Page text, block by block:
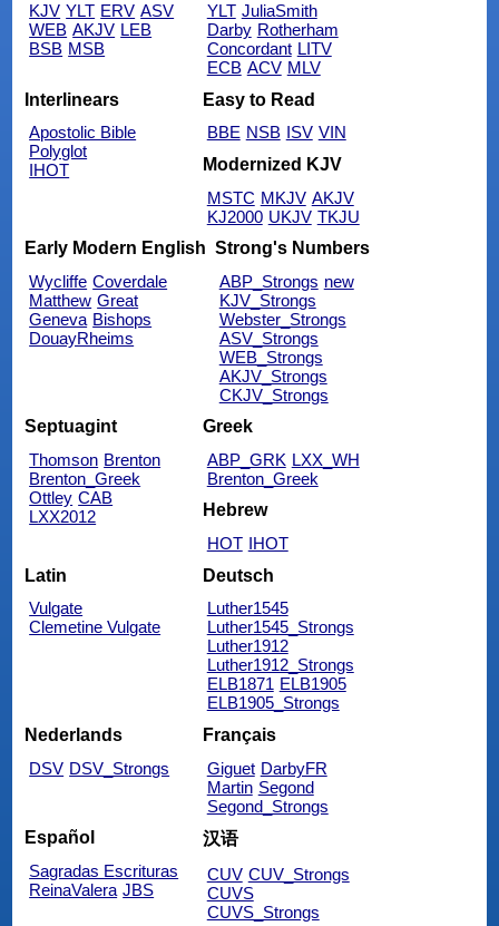
KJV YLT ERV ASV
WEB AKJV LEB
BSB MSB
YLT JuliaSmith
Darby Rotherham
Concordant LITV
ECB ACV MLV
Interlinears
Apostolic Bible
Polyglot
IHOT
Easy to Read
BBE NSB ISV VIN
Modernized KJV
MSTC MKJV AKJV
KJ2000 UKJV TKJU
Early Modern English
Wycliffe Coverdale
Matthew Great
Geneva Bishops
DouayRheims
Strong's Numbers
ABP_Strongs new
KJV_Strongs
Webster_Strongs
ASV_Strongs
WEB_Strongs
AKJV_Strongs
CKJV_Strongs
Septuagint
Thomson Brenton
Brenton_Greek
Ottley CAB
LXX2012
Greek
ABP_GRK LXX_WH
Brenton_Greek
Hebrew
HOT IHOT
Latin
Vulgate
Clemetine Vulgate
Deutsch
Luther1545
Luther1545_Strongs
Luther1912
Luther1912_Strongs
ELB1871 ELB1905
ELB1905_Strongs
Nederlands
DSV DSV_Strongs
Français
Giguet DarbyFR
Martin Segond
Segond_Strongs
Español
Sagradas Escrituras
ReinaValera JBS
汉语
CUV CUV_Strongs
CUVS
CUVS_Strongs